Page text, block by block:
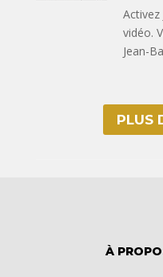
vidéo.
Jean-
PLUS
À